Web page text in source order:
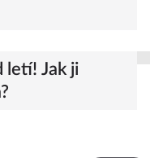
letí! Jak ji